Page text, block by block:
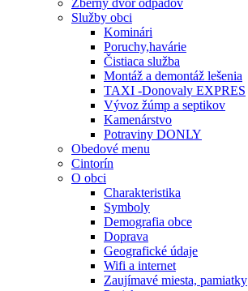
Zberný dvor odpadov
Služby obci
Kominári
Poruchy,havárie
Čistiaca služba
Montáž a demontáž lešenia
TAXI -Donovaly EXPRES
Vývoz žúmp a septikov
Kamenárstvo
Potraviny DONLY
Obedové menu
Cintorín
O obci
Charakteristika
Symboly
Demografia obce
Doprava
Geografické údaje
Wifi a internet
Zaujímavé miesta, pamiatky